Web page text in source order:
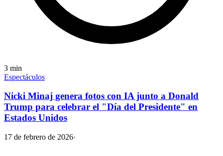
3 min
Espectáculos
Nicki Minaj genera fotos con IA junto a Donald
Trump para celebrar el "Día del Presidente" en
Estados Unidos
17 de febrero de 2026·